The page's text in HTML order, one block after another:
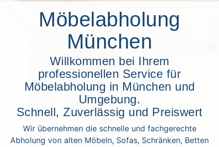
Möbelabholung
München
Willkommen bei Ihrem
professionellen Service für
Möbelabholung in München und
Umgebung.
Schnell, Zuverlässig und Preiswert
Wir übernehmen die schnelle und fachgerechte
Abholung von alten Möbeln, Sofas, Schränken, Betten